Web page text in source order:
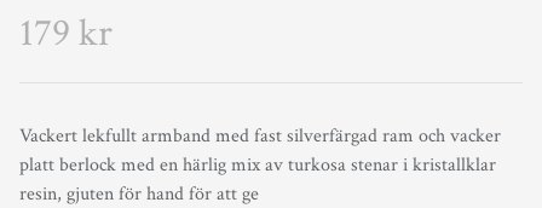
179 kr
Vackert lekfullt armband med fast silverfärgad ram och vacker
platt berlock med en härlig mix av turkosa stenar i kristallklar
resin, gjuten för hand för att ge